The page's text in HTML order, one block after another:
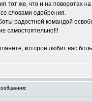
же, что и на поворотах
словами одобрения.
радостной командой
самостоятельно!!!
которое любит вас